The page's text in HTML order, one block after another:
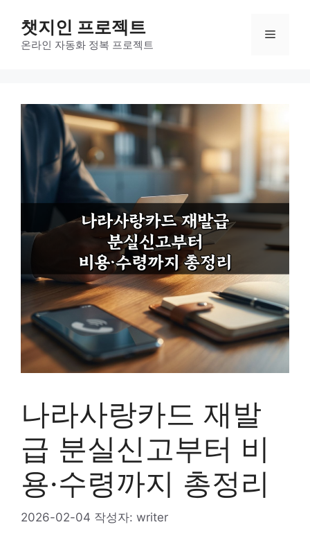
챗지인 프로젝트
온라인 자동화 정복 프로젝트
메
나라사랑카드 재발
급 분실신고부터 비
용·수령까지 총정리
2026-02-04 작성자: writer